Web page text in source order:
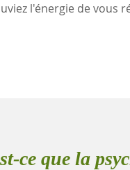
l'énergie de vous
ce que la